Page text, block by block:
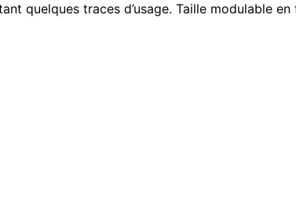
quelques traces d’usage. Taille modulable